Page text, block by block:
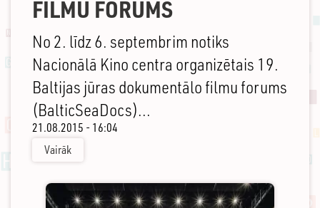
FILMU FORUMS
No 2. līdz 6. septembrim notiks
Nacionālā Kino centra organizētais 19.
Baltijas jūras dokumentālo filmu forums
(BalticSeaDocs)...
21.08.2015 - 16:04
Vairāk